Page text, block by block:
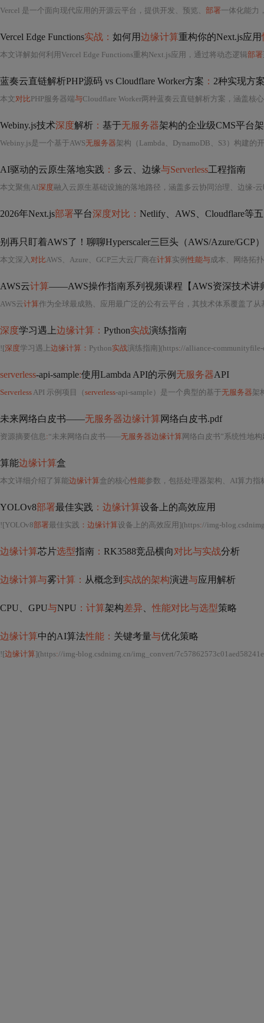
Vercel 是一个面向现代应用的开源云平台，提供开发、预览、 部署一体化能力
Vercel Edge Functions实战： 如何用边缘计算重构你的Next.js应用
本文详解如何利用Vercel Edge Functions重构Next.js应用，通过将动态逻辑部署
蓝奏云直链解析PHP源码 vs Cloudflare Worker方案 ： 2种实现方
本文对比PHP服务器端与Cloudflare Worker两种蓝奏云直链解析方案，涵盖核
Webiny.js技术深度解析 ： 基于无服务器架构的企业级CMS平台
Webiny.js是一个基于AWS无服务器架构（Lambda、DynamoDB、S3）构建的开源企业级CMS平台，采用
AI驱动的云原生落地实践 ： 多云、边缘与Serverless工程指南
本文聚焦AI深度融入云原生基础设施的落地路径，涵盖多云协同治理、边缘-
2026年Next.js部署平台深度对比： Netlify、AWS、Cloudflare等
别再只盯着AWS了！聊聊Hyperscaler三巨头（AWS/Azure/GCP
本文深入对比AWS、Azure、GCP三大云厂商在计算实例 性能与成本、网络拓
AWS云计算——AWS操作指南系列视频课程【AWS资深技术讲
AWS云计算作为全球最成熟、应用最广泛的公有云平台，其技术体系覆盖了从基础设施即服务（IaaS）、平台即服务（PaaS）到函数即服务（FaaS）的完整分层
深度学习遇上边缘计算： Python实战演练指南
![深度学习遇上边缘计算： Python实战演练指南](https://alliance-communityfile-drcn.dbankcdn.com/FileServer/
serverless-api-sample:使用Lambda API的示例 无服务器API
Serverless API 示例项目（serverless-api-sample）是一个典型的基于无服务器架
未来网络白皮书——无服务器边缘计算网络白皮书.pdf
资源摘要信息:“未来网络白皮书——无服务器边缘计算 网络白皮书”系统性地构
算能边缘计算盒
本文详细介绍了算能边缘计算盒的核心性能参数，包括处理器架构、AI算力指
YOLOv8部署最佳实践 ：边缘计算设备上的高效应用
![YOLOv8部署最佳实践 ：边缘计算设备上的高效应用](https://img-blog.csdnimg.cn/
边缘计算芯片选型指南 ： RK3588竞品横向对比与实战分析
边缘计算与雾计算： 从概念到 实战的架构演进与应用解析
CPU、GPU与NPU ：计算架构差异 、性能对比与选型策略
边缘计算中的AI算法性能： 关键考量与优化策略
![边缘计算](https://img-blog.csdnimg.cn/img_convert/